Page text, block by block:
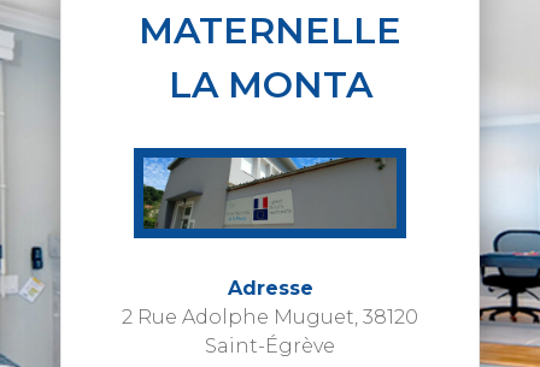
MATERNELLE
LA MONTA
Adresse
2 Rue Adolphe Muguet, 38120
Saint-Égrève